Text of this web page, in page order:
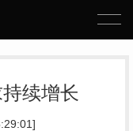
续增长